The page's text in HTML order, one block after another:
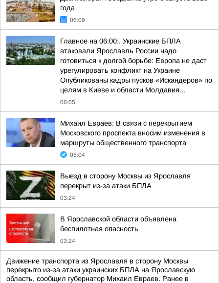
года
06:09
Главное на 06:00:. Украинские БПЛА
атаковали Ярославль России надо
готовиться к долгой борьбе: Европа не даст
урегулировать конфликт на Украине
Опубликованы кадры пусков «Искандеров» по
целям в Киеве и области Молдавия...
06:05
Михаил Евраев: В связи с перекрытием
Московского проспекта вносим изменения в
маршруты общественного транспорта
05:04
Выезд в сторону Москвы из Ярославля
перекрыт из-за атаки БПЛА
03:24
В Ярославской области объявлена
беспилотная опасность
03:24
Движение транспорта из Ярославля в сторону Москвы
перекрыто из-за атаки украинских БПЛА на Ярославскую
область, сообщил губернатор Михаил Евраев. Ранее в